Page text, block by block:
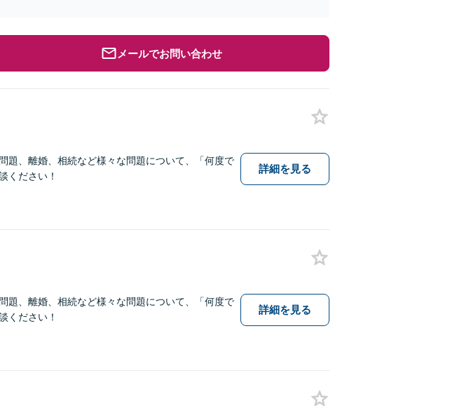
メールでお問い合わせ
題、離婚、相続など様々な問題について、「何度で
ください！
詳細を見る
題、離婚、相続など様々な問題について、「何度で
ください！
詳細を見る